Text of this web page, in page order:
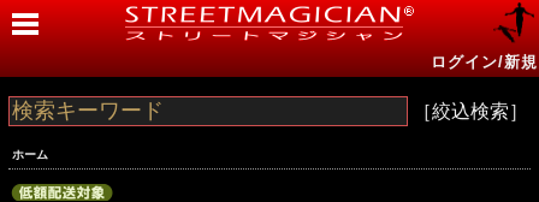
ログイン/新規
［絞込検索］
ホーム